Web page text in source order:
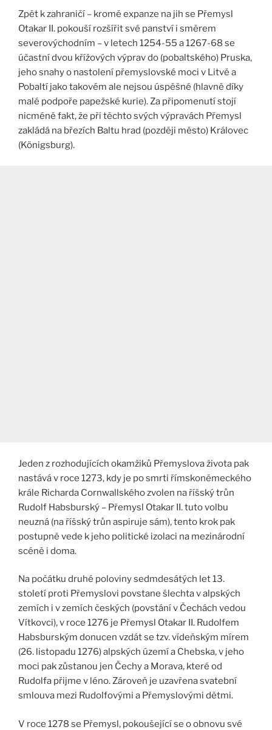
Zpět k zahraničí – kromě expanze na jih se Přemysl
Otakar II. pokouší rozšířit své panství i směrem
severovýchodním – v letech 1254-55 a 1267-68 se
účastní dvou křížových výprav do (pobaltského) Pruska,
jeho snahy o nastolení přemyslovské moci v Litvě a
Pobaltí jako takovém ale nejsou úspěšné (hlavně díky
malé podpoře papežské kurie). Za připomenutí stojí
nicméně fakt, že při těchto svých výpravách Přemysl
zakládá na březích Baltu hrad (později město) Královec
(Königsburg).
Jeden z rozhodujících okamžiků Přemyslova života pak
nastává v roce 1273, kdy je po smrti římskoněmeckého
krále Richarda Cornwallského zvolen na říšský trůn
Rudolf Habsburský – Přemysl Otakar II. tuto volbu
neuzná (na říšský trůn aspiruje sám), tento krok pak
postupně vede k jeho politické izolaci na mezinárodní
scéně i doma.
Na počátku druhé poloviny sedmdesátých let 13.
století proti Přemyslovi povstane šlechta v alpských
zemích i v zemích českých (povstání v Čechách vedou
Vítkovci), v roce 1276 je Přemysl Otakar II. Rudolfem
Habsburským donucen vzdát se tzv. vídeňským mírem
(26. listopadu 1276) alpských území a Chebska, v jeho
moci pak zůstanou jen Čechy a Morava, které od
Rudolfa přijme v léno. Zároveň je uzavřena svatební
smlouva mezi Rudolfovými a Přemyslovými dětmi.
V roce 1278 se Přemysl, pokoušející se o obnovu své